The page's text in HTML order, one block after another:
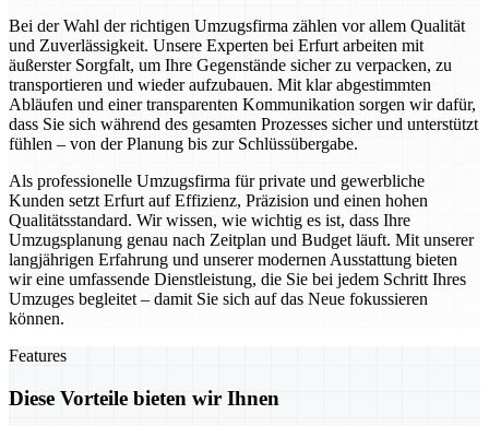
Bei der Wahl der richtigen Umzugsfirma zählen vor allem Qualität
und Zuverlässigkeit. Unsere Experten bei Erfurt arbeiten mit
äußerster Sorgfalt, um Ihre Gegenstände sicher zu verpacken, zu
transportieren und wieder aufzubauen. Mit klar abgestimmten
Abläufen und einer transparenten Kommunikation sorgen wir dafür,
dass Sie sich während des gesamten Prozesses sicher und unterstützt
fühlen – von der Planung bis zur Schlüssübergabe.
Als professionelle Umzugsfirma für private und gewerbliche
Kunden setzt Erfurt auf Effizienz, Präzision und einen hohen
Qualitätsstandard. Wir wissen, wie wichtig es ist, dass Ihre
Umzugsplanung genau nach Zeitplan und Budget läuft. Mit unserer
langjährigen Erfahrung und unserer modernen Ausstattung bieten
wir eine umfassende Dienstleistung, die Sie bei jedem Schritt Ihres
Umzuges begleitet – damit Sie sich auf das Neue fokussieren
können.
Features
Diese Vorteile bieten wir Ihnen